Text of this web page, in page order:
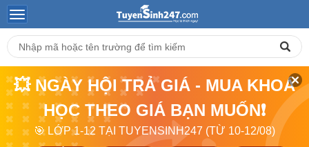
💥 NGÀY HỘI TRẢ GIÁ - MUA KHOÁ
HỌC THEO GIÁ BẠN MUỐN❗
🎯 LỚP 1-12 TẠI TUYENSINH247 (TỪ 10-12/08)